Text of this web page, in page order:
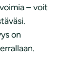
– voit
on